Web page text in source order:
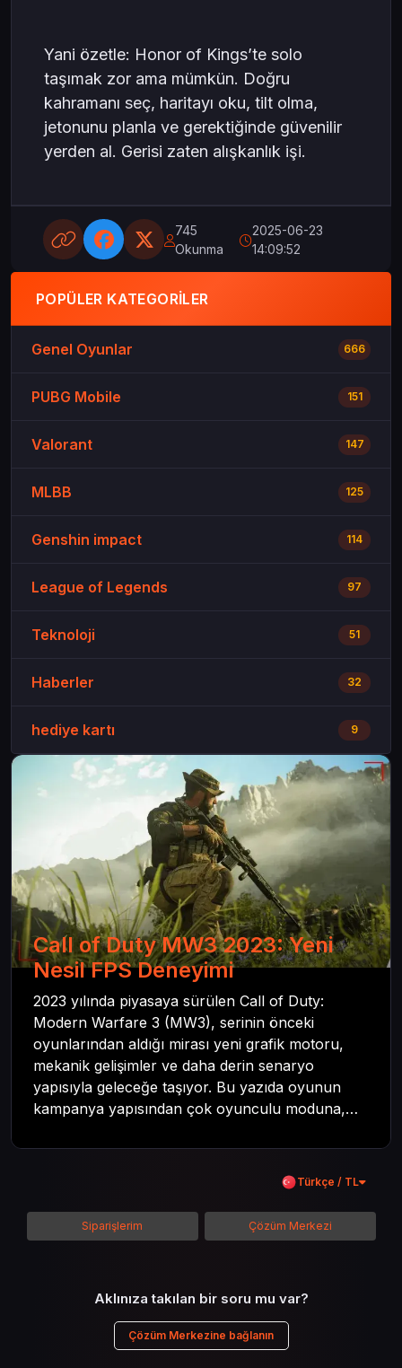
Yani özetle: Honor of Kings’te solo
taşımak zor ama mümkün. Doğru
kahramanı seç, haritayı oku, tilt olma,
jetonunu planla ve gerektiğinde güvenilir
yerden al. Gerisi zaten alışkanlık işi.
745
Okunma
2025-06-23
14:09:52
POPÜLER KATEGORILER
Genel Oyunlar 666
PUBG Mobile 151
Valorant 147
MLBB 125
Genshin impact 114
League of Legends 97
Teknoloji 51
Haberler 32
hediye kartı 9
Call of Duty MW3 2023: Yeni
Nesil FPS Deneyimi
2023 yılında piyasaya sürülen Call of Duty:
Modern Warfare 3 (MW3), serinin önceki
oyunlarından aldığı mirası yeni grafik motoru,
mekanik gelişimler ve daha derin senaryo
yapısıyla geleceğe taşıyor. Bu yazıda oyunun
kampanya yapısından çok oyunculu moduna,
kadar her şeyi kapsamaya çalışacaktır. Tüm
içeriği boyunca Call of Duty evreninin
detaylarına inilecek ve steam hediye kartı
kullanımının avantajlarından da bahsedilecektir.
Türkçe / TL
Siparişlerim Çözüm Merkezi
Aklınıza takılan bir soru mu var?
Çözüm Merkezine bağlanın